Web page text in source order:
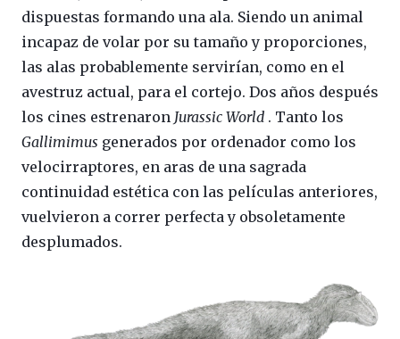
dispuestas formando una ala. Siendo un animal
incapaz de volar por su tamaño y proporciones,
las alas probablemente servirían, como en el
avestruz actual, para el cortejo. Dos años después
los cines estrenaron Jurassic World . Tanto los
Gallimimus generados por ordenador como los
velocirraptores, en aras de una sagrada
continuidad estética con las películas anteriores,
vuelvieron a correr perfecta y obsoletamente
desplumados.